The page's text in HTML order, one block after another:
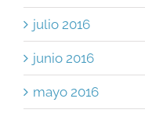
julio 2016
junio 2016
mayo 2016